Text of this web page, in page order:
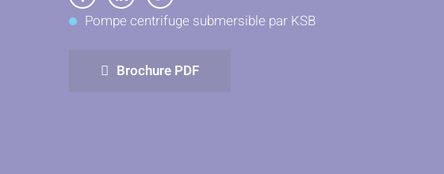
Partager
sur
Partager
sur
Partager
sur
Pompe centrifuge submersible par KSB
Brochure PDF